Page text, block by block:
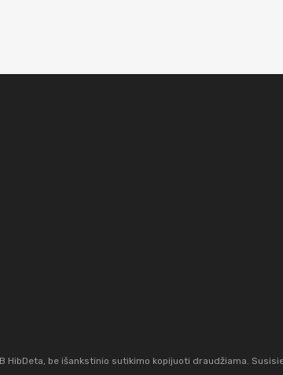
HibDeta, be išankstinio sutikimo kopijuoti draudžiama.